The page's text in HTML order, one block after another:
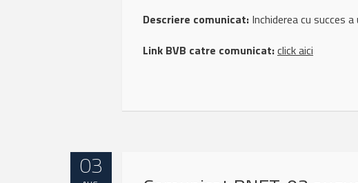
Descriere comunicat: Inchiderea cu succes
Link BVB catre comunicat:click aici
03